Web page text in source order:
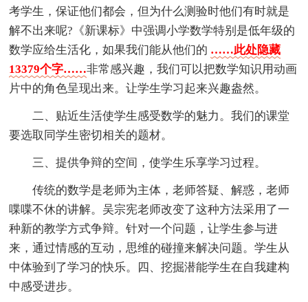
考学生，保证他们都会，但为什么测验时他们有时就是
解不出来呢?《新课标》中强调小学数学特别是低年级的
数学应给生活化，如果我们能从他们的 ……此处隐藏
13379个字……非常感兴趣，我们可以把数学知识用动画
片中的角色呈现出来。让学生学习起来兴趣盎然。
二、贴近生活使学生感受数学的魅力。我们的课堂
要选取同学生密切相关的题材。
三、提供争辩的空间，使学生乐享学习过程。
传统的数学是老师为主体，老师答疑、解惑，老师
喋喋不休的讲解。吴宗宪老师改变了这种方法采用了一
种新的教学方式争辩。针对一个问题，让学生参与进
来，通过情感的互动，思维的碰撞来解决问题。学生从
中体验到了学习的快乐。四、挖掘潜能学生在自我建构
中感受进步。